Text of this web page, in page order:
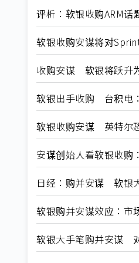
评析：软银收购ARM
软银收购安谋将对
收购安谋 软银将跃升
软银出手收购 台积电
软银收购安谋 英特尔
安谋创始人看软银收购
日经：购并安谋 软银
软银购并安谋效应：市
软银大手笔购并安谋